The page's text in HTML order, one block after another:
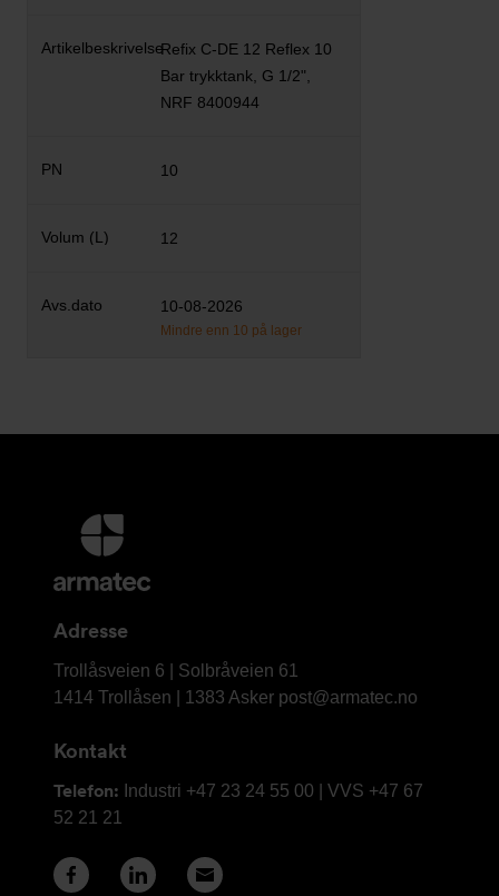
Refix C-DE 12 Reflex 10
Bar trykktank, G 1/2",
NRF 8400944
10
12
10-08-2026
Mindre enn 10 på lager
Mer
informasjon
og
Adresse
Armatec
AS
Trollåsveien 6 | Solbråveien 61
1414 Trollåsen | 1383 Asker post@armatec.no
Kontakt
Telefon: Industri +47 23 24 55 00 | VVS +47 67
52 21 21